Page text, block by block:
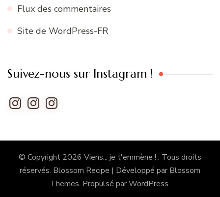
Flux des commentaires
Site de WordPress-FR
Suivez-nous sur Instagram !
Instagram
InstagramInstagram
© Copyright 2026 Viens... je t'emmène ! . Tous droits
réservés. Blossom Recipe | Développé par Blossom
Themes. Propulsé parWordPress.